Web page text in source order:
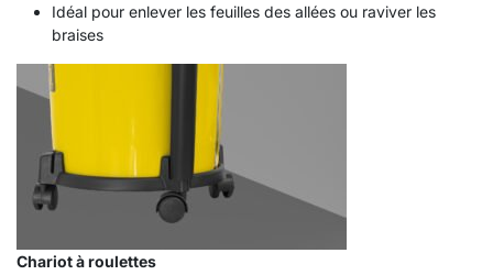
Idéal pour enlever les feuilles des allées ou raviver les
braises
Chariot à roulettes